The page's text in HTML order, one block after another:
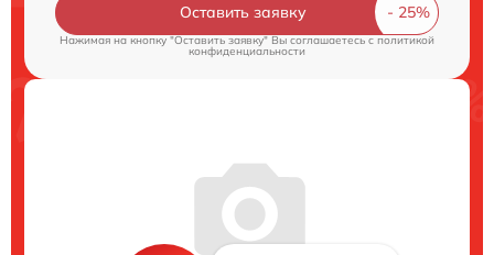
Оставить заявку
Нажимая на кнопку "Оставить заявку" Вы соглашаетесь cполитикой
конфиденциальности